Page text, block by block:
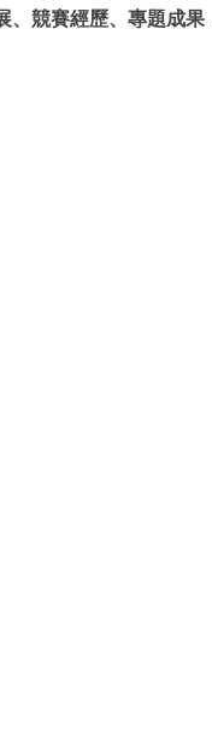
、競賽經歷、專題成果